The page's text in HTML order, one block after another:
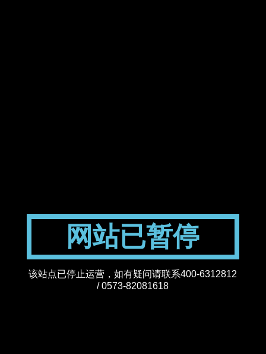
网站已暂停
该站点已停止运营，如有疑问请联系400-6312812
/ 0573-82081618